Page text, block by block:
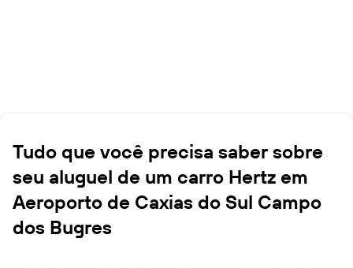
Tudo que você precisa saber sobre
seu aluguel de um carro Hertz em
Aeroporto de Caxias do Sul Campo
dos Bugres